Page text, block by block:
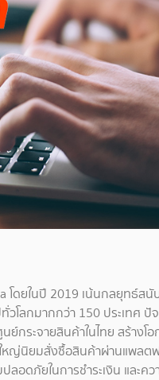
โดยในปี 2019 เน้นกลยุทธ์ส
วโลกมากกว่า 150 ประเทศ
กระจายสินค้าในไทย สร้างโ
ญ่นิยมสั่งซื้อสินค้าผ่านแพลตฟ
อดภัยในการชำระเงิน และ